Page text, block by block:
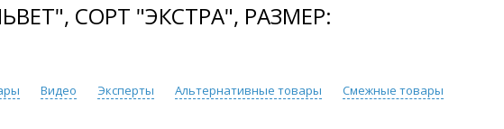
СОРТ "ЭКСТРА", РАЗМЕР:
Видео Эксперты Альтернативные товары Смежные товары